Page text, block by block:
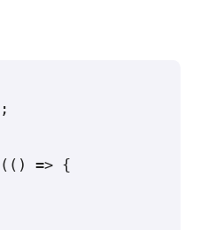
;
(() => {